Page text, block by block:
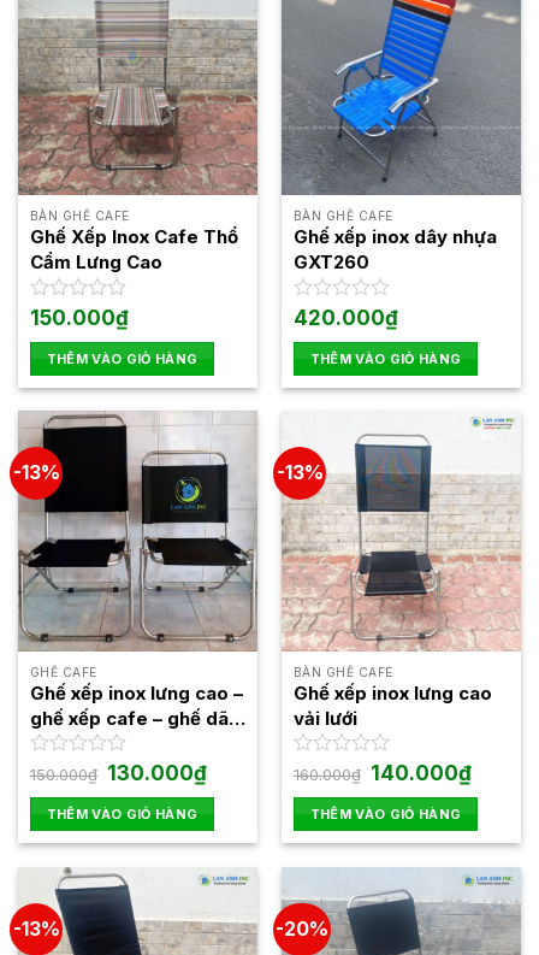
BÀN GHẾ CAFE
Ghế Xếp Inox Cafe Thổ
Cẩm Lưng Cao
Được
hạng
0
5
sao
150.000₫
THÊM VÀO GIỎ HÀNG
BÀN GHẾ CAFE
Ghế xếp inox dây nhựa
GXT260
Được
hạng
0
5
420.000₫
THÊM VÀO GIỎ HÀNG
-13%
GHẾ CAFE
Ghế xếp inox lưng cao –
ghế xếp cafe – ghế dã
ngoại giá rẻ
Được
hạng
0
5
sao
150.000₫ Giá
gốc
là:
150.000₫.
130.000₫Giá
hiện
tại
là:
130.000₫.
THÊM VÀO GIỎ HÀNG
-13%
BÀN GHẾ CAFE
Ghế xếp inox lưng cao
vải lưới
Được
hạng
0
5
sao
160.000₫ Giá
gốc
là:
160.000₫.
140.000₫Giá
hiện
tại
là:
THÊM VÀO GIỎ HÀNG
-13% -20%